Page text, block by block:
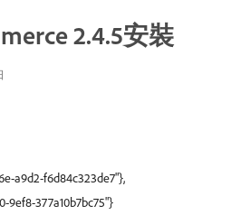
2.4.5安裝
a9d2-f6d84c323de7"},
9ef8-377a10b7bc75"}